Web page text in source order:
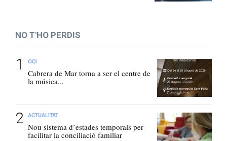
NO T'HO PERDIS
OCI
Cabrera de Mar torna a ser el centre de
la música...
ACTUALITAT
Nou sistema d’estades temporals per
facilitar la conciliació familiar